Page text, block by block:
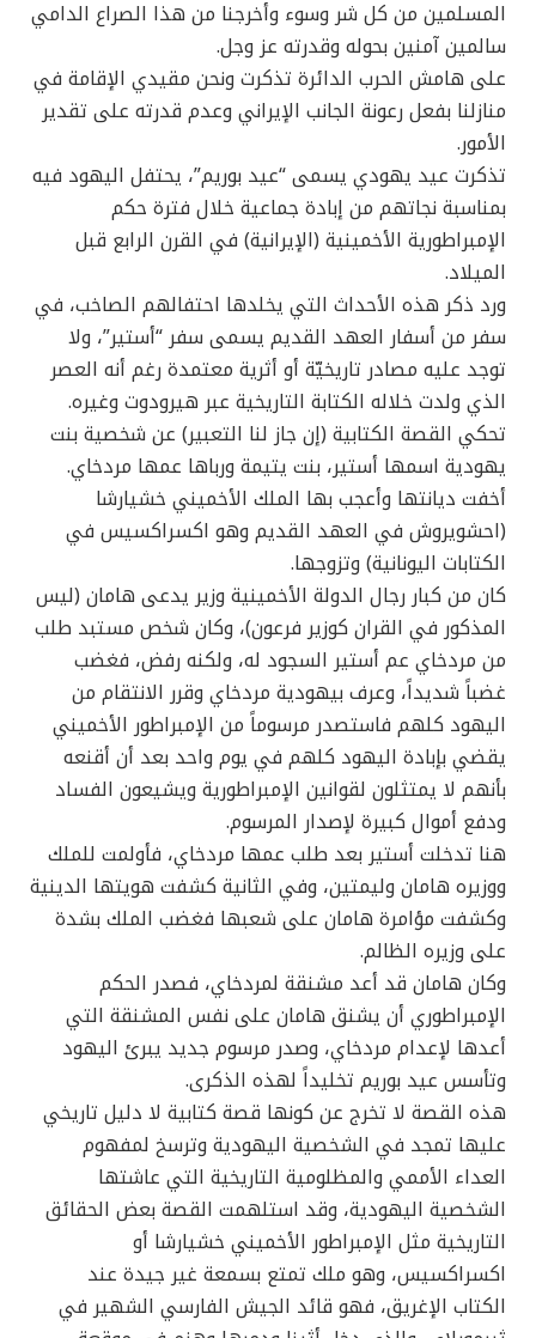
المسلمين من كل شر وسوء وأخرجنا من هذا الصراع الدامي
سالمين آمنين بحوله وقدرته عز وجل.
على هامش الحرب الدائرة تذكرت ونحن مقيدي الإقامة في
منازلنا بفعل رعونة الجانب الإيراني وعدم قدرته على تقدير
الأمور.
تذكرت عيد يهودي يسمى “عيد بوريم”، يحتفل اليهود فيه
بمناسبة نجاتهم من إبادة جماعية خلال فترة حكم
الإمبراطورية الأخمينية (الإيرانية) في القرن الرابع قبل
الميلاد.
ورد ذكر هذه الأحداث التي يخلدها احتفالهم الصاخب، في
سفر من أسفار العهد القديم يسمى سفر “أستير”، ولا
توجد عليه مصادر تاريخيّة أو أثرية معتمدة رغم أنه العصر
الذي ولدت خلاله الكتابة التاريخية عبر هيرودوت وغيره.
تحكي القصة الكتابية (إن جاز لنا التعبير) عن شخصية بنت
يهودية اسمها أستير، بنت يتيمة ورباها عمها مردخاي.
أخفت ديانتها وأعجب بها الملك الأخميني خشيارشا
(احشويروش في العهد القديم وهو اكسراكسيس في
الكتابات اليونانية) وتزوجها.
كان من كبار رجال الدولة الأخمينية وزير يدعى هامان (ليس
المذكور في القران كوزير فرعون)، وكان شخص مستبد طلب
من مردخاي عم أستير السجود له، ولكنه رفض، فغضب
غضباً شديداً، وعرف بيهودية مردخاي وقرر الانتقام من
اليهود كلهم فاستصدر مرسوماً من الإمبراطور الأخميني
يقضي بإبادة اليهود كلهم في يوم واحد بعد أن أقنعه
بأنهم لا يمتثلون لقوانين الإمبراطورية ويشيعون الفساد
ودفع أموال كبيرة لإصدار المرسوم.
هنا تدخلت أستير بعد طلب عمها مردخاي، فأولمت للملك
ووزيره هامان وليمتين، وفي الثانية كشفت هويتها الدينية
وكشفت مؤامرة هامان على شعبها فغضب الملك بشدة
على وزيره الظالم.
وكان هامان قد أعد مشنقة لمردخاي، فصدر الحكم
الإمبراطوري أن يشنق هامان على نفس المشنقة التي
أعدها لإعدام مردخاي، وصدر مرسوم جديد يبرئ اليهود
وتأسس عيد بوريم تخليداً لهذه الذكرى.
هذه القصة لا تخرج عن كونها قصة كتابية لا دليل تاريخي
عليها تمجد في الشخصية اليهودية وترسخ لمفهوم
العداء الأممي والمظلومية التاريخية التي عاشتها
الشخصية اليهودية، وقد استلهمت القصة بعض الحقائق
التاريخية مثل الإمبراطور الأخميني خشيارشا أو
اكسراكسيس، وهو ملك تمتع بسمعة غير جيدة عند
الكتاب الإغريق، فهو قائد الجيش الفارسي الشهير في